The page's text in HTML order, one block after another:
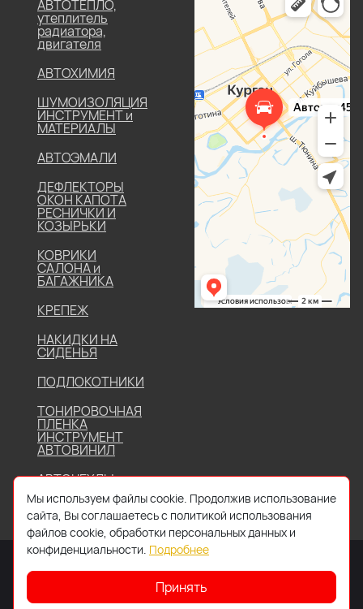
АВТОТЕПЛО,
утеплитель
радиатора,
двигателя
АВТОХИМИЯ
ШУМОИЗОЛЯЦИЯ
ИНСТРУМЕНТ и
МАТЕРИАЛЫ
АВТОЭМАЛИ
ДЕФЛЕКТОРЫ
ОКОН КАПОТА
РЕСНИЧКИ И
КОЗЫРЬКИ
КОВРИКИ
САЛОНА и
БАГАЖНИКА
КРЕПЕЖ
НАКИДКИ НА
СИДЕНЬЯ
ПОДЛОКОТНИКИ
ТОНИРОВОЧНАЯ
ПЛЕНКА
ИНСТРУМЕНТ
АВТОВИНИЛ
АВТОЧЕХЛЫ
Мы используем файлы cookie. Продолжив использование
сайта, Вы соглашаетесь с политикой использования
файлов cookie, обработки персональных данных и
конфиденциальности. Подробнее
Принять